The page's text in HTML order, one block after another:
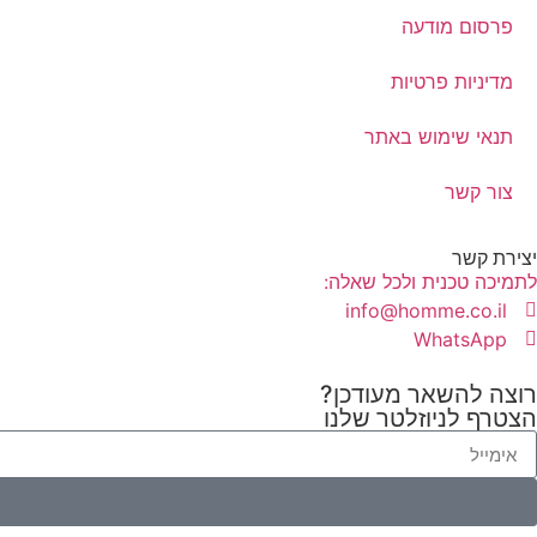
פרסום מודעה
מדיניות פרטיות
תנאי שימוש באתר
צור קשר
יצירת קשר
לתמיכה טכנית ולכל שאלה:
info@homme.co.il
WhatsApp
רוצה להשאר מעודכן?
הצטרף לניוזלטר שלנו